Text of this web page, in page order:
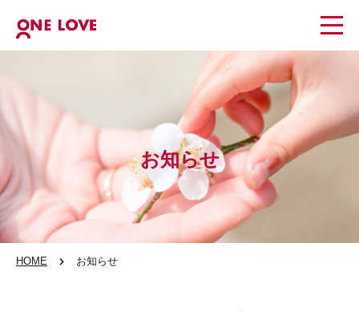
お知らせ
HOME お知らせ